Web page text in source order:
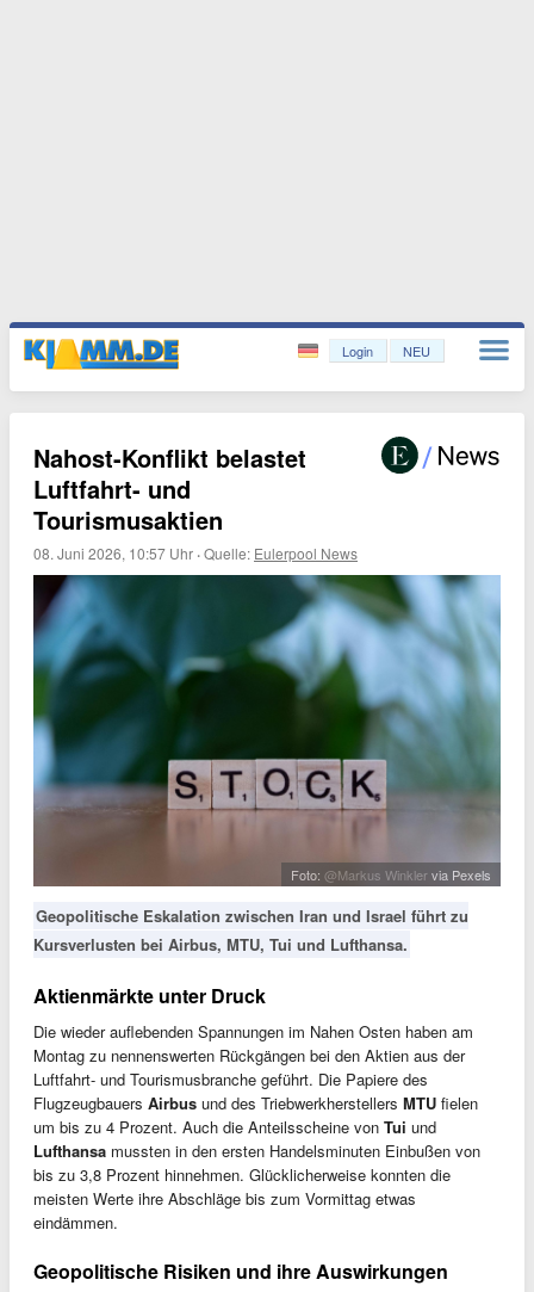
Login NEU
Nahost-Konflikt belastet
Luftfahrt- und
Tourismusaktien
08. Juni 2026, 10:57 Uhr ·Quelle: Eulerpool News
Foto: @Markus Winkler via Pexels
Geopolitische Eskalation zwischen Iran und Israel führt zu
Kursverlusten bei Airbus, MTU, Tui und Lufthansa.
Aktienmärkte unter Druck
Die wieder auflebenden Spannungen im Nahen Osten haben am
Montag zu nennenswerten Rückgängen bei den Aktien aus der
Luftfahrt- und Tourismusbranche geführt. Die Papiere des
Flugzeugbauers Airbus und des Triebwerkherstellers MTU fielen
um bis zu 4 Prozent. Auch die Anteilsscheine von Tui und
Lufthansa mussten in den ersten Handelsminuten Einbußen von
bis zu 3,8 Prozent hinnehmen. Glücklicherweise konnten die
meisten Werte ihre Abschläge bis zum Vormittag etwas
eindämmen.
Geopolitische Risiken und ihre Auswirkungen